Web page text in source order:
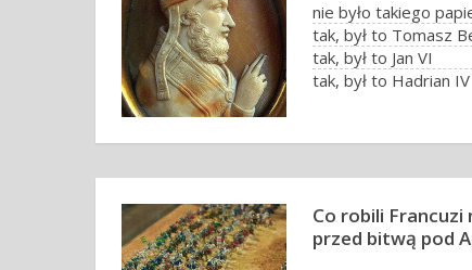
nie było takiego
tak, był to Tomasz
tak, był to Jan VI
tak, był to Hadrian IV
Co robili
przed bitwą pod